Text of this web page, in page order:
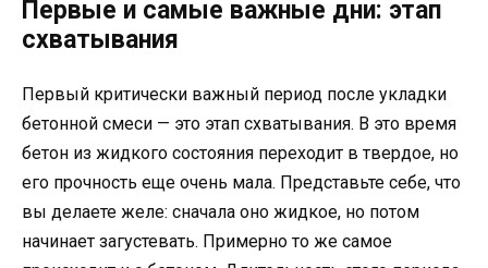
Первые и самые важные дни: этап
схватывания
Первый критически важный период после укладки
бетонной смеси — это этап схватывания. В это время
бетон из жидкого состояния переходит в твердое, но
его прочность еще очень мала. Представьте себе, что
вы делаете желе: сначала оно жидкое, но потом
начинает загустевать. Примерно то же самое